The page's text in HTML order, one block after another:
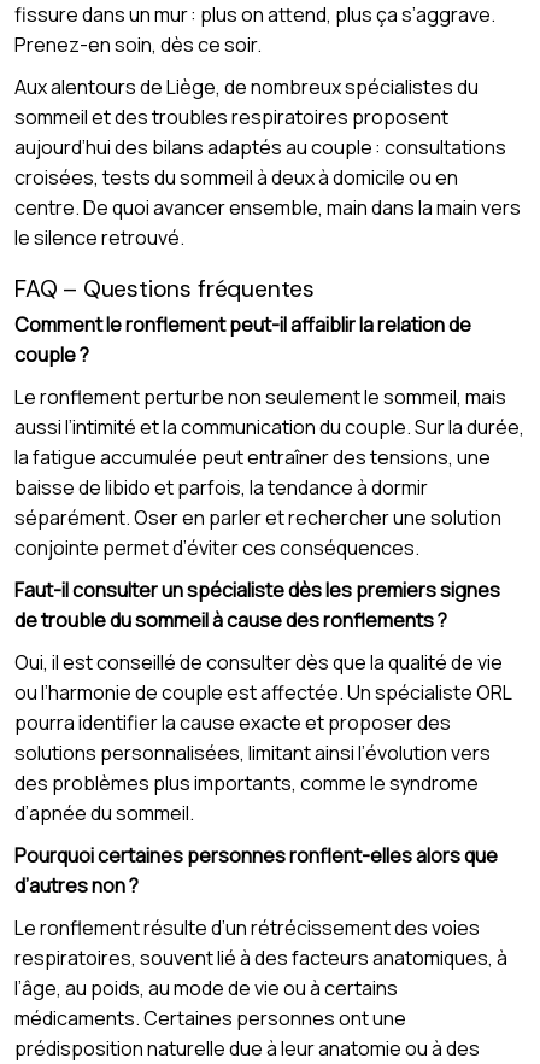
fissure dans un mur : plus on attend, plus ça s’aggrave.
Prenez-en soin, dès ce soir.
Aux alentours de Liège, de nombreux spécialistes du
sommeil et des troubles respiratoires proposent
aujourd’hui des bilans adaptés au couple : consultations
croisées, tests du sommeil à deux à domicile ou en
centre. De quoi avancer ensemble, main dans la main vers
le silence retrouvé.
FAQ – Questions fréquentes
Comment le ronflement peut-il affaiblir la relation de
couple ?
Le ronflement perturbe non seulement le sommeil, mais
aussi l’intimité et la communication du couple. Sur la durée,
la fatigue accumulée peut entraîner des tensions, une
baisse de libido et parfois, la tendance à dormir
séparément. Oser en parler et rechercher une solution
conjointe permet d’éviter ces conséquences.
Faut-il consulter un spécialiste dès les premiers signes
de trouble du sommeil à cause des ronflements ?
Oui, il est conseillé de consulter dès que la qualité de vie
ou l’harmonie de couple est affectée. Un spécialiste ORL
pourra identifier la cause exacte et proposer des
solutions personnalisées, limitant ainsi l’évolution vers
des problèmes plus importants, comme le syndrome
d’apnée du sommeil.
Pourquoi certaines personnes ronflent-elles alors que
d’autres non ?
Le ronflement résulte d’un rétrécissement des voies
respiratoires, souvent lié à des facteurs anatomiques, à
l’âge, au poids, au mode de vie ou à certains
médicaments. Certaines personnes ont une
prédisposition naturelle due à leur anatomie ou à des